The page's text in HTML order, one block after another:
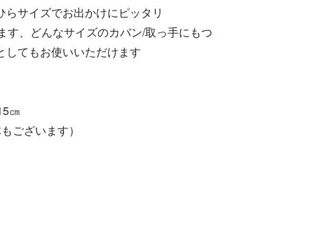
サイズでお出かけにピッタリ
、どんなサイズのカバン/取っ手にもつ
してもお使いいただけます
㎝
ございます）